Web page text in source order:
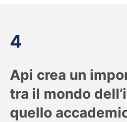
4
Api crea un
tra il mondo
quello